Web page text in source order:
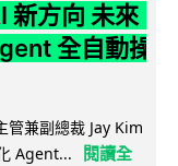
新方向 未來
全自動操
兼副總裁 Jay Kim
Agent...
閱讀全